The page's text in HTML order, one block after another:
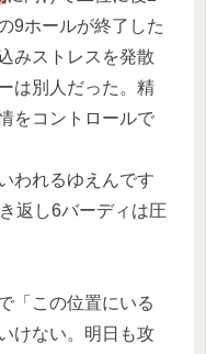
9ホールが終了した
みストレスを発散
は別人だった。精
をコントロールで
われるゆえんです
返し6バーディは圧
「この位置にいる
けない。明日も攻